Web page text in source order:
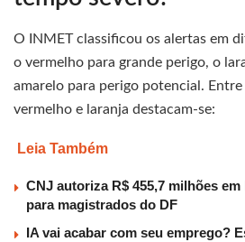
O INMET classificou os alertas em
o vermelho para grande perigo, o
amarelo para perigo potencial.
vermelho e laranja destacam-se:
Leia Também
CNJ autoriza R$ 455,7 milhões
para magistrados do DF
IA vai acabar com seu emprego?